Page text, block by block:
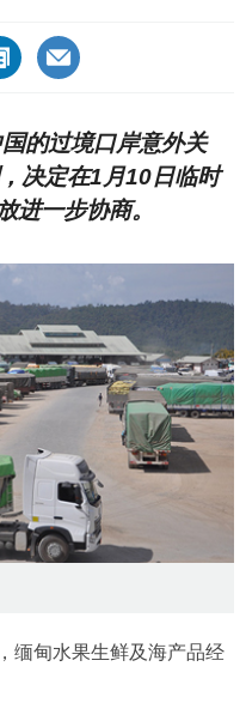
的过境口岸意外关
决定在1月10日临时
进一步协商。
缅甸水果生鲜及海产品经